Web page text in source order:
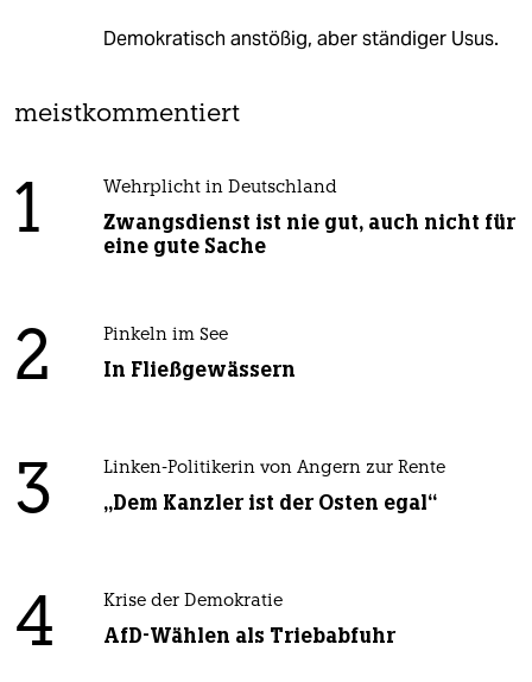
Demokratisch anstößig, aber ständiger Usus.
meistkommentiert
1 Wehrplicht in Deutschland
Zwangsdienst ist nie gut, auch nicht für
eine gute Sache
2 Pinkeln im See
In Fließgewässern
3 Linken-Politikerin von Angern zur Rente
„Dem Kanzler ist der Osten egal“
4 Krise der Demokratie
AfD-Wählen als Triebabfuhr